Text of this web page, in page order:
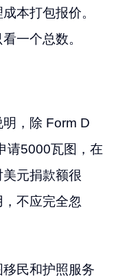
本打包报价。
一个总数。
，除 Form D
请5000瓦图，在
元捐款额很
不应完全忽
民和护照服务